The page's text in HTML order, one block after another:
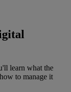
learn what the
to manage it